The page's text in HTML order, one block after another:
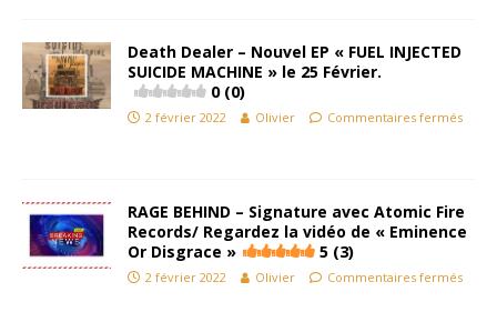
Death Dealer – Nouvel EP « FUEL INJECTED
SUICIDE MACHINE » le 25 Février.
0 (0)
2 février 2022 Olivier Commentaires fermés
RAGE BEHIND – Signature avec Atomic Fire
Records/ Regardez la vidéo de « Eminence
Or Disgrace »
5 (3)
2 février 2022 Olivier Commentaires fermés